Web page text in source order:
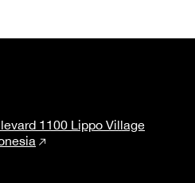
1100 Lippo Village